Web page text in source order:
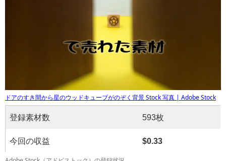
ドアのすき間から星のウッドキューブがのぞく背景 Stock 写真 | Adobe Stock
登録素材数 593枚
今回の収益 $0.33